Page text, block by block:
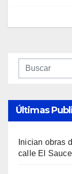
Últimas
Inician obras
calle El Sauce